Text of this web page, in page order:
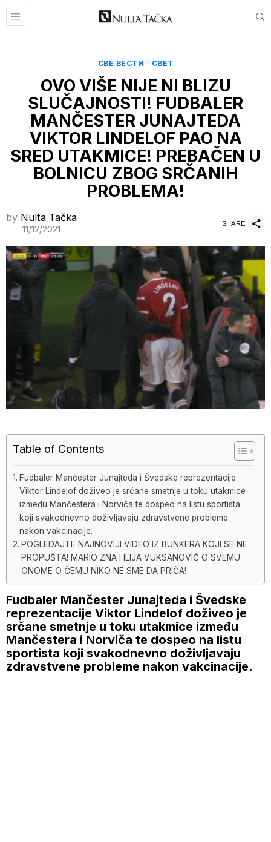
СВЕ ВЕСТИ · СВЕТ
OVO VIŠE NIJE NI BLIZU
SLUČAJNOSTI! FUDBALER
MANČESTER JUNAJTEDA
VIKTOR LINDELOF PAO NA
SRED UTAKMICE! PREBAČEN U
BOLNICU ZBOG SRČANIH
PROBLEMA!
by Nulta Tačka
11/12/2021
SHARE
Table of Contents
Fudbaler Mančester Junajteda i Švedske reprezentacije
Viktor Lindelof doživeo je srčane smetnje u toku utakmice
između Mančestera i Norviča te dospeo na listu sportista
koji svakodnevno doživljavaju zdravstvene probleme
nakon vakcinacije.
POGLEDAJTE NAJNOVIJI VIDEO IZ BUNKERA KOJI SE NE
PROPUŠTA! MARIO ZNA I ILIJA VUKSANOVIĆ O SVEMU
ONOME O ČEMU NIKO NE SME DA PRIČA!
Fudbaler Mančester Junajteda i Švedske
reprezentacije Viktor Lindelof doživeo je
srčane smetnje u toku utakmice između
Mančestera i Norviča te dospeo na listu
sportista koji svakodnevno doživljavaju
zdravstvene probleme nakon vakcinacije.